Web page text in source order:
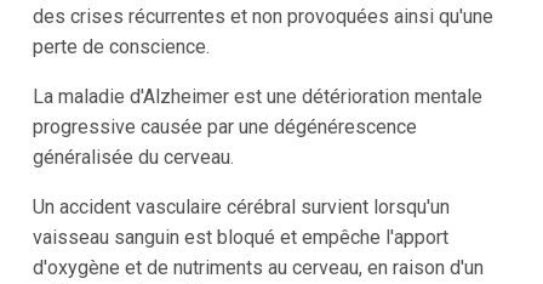
des crises récurrentes et non provoquées ainsi qu'une
perte de conscience.
La maladie d'Alzheimer est une détérioration mentale
progressive causée par une dégénérescence
généralisée du cerveau.
Un accident vasculaire cérébral survient lorsqu'un
vaisseau sanguin est bloqué et empêche l'apport
d'oxygène et de nutriments au cerveau, en raison d'un